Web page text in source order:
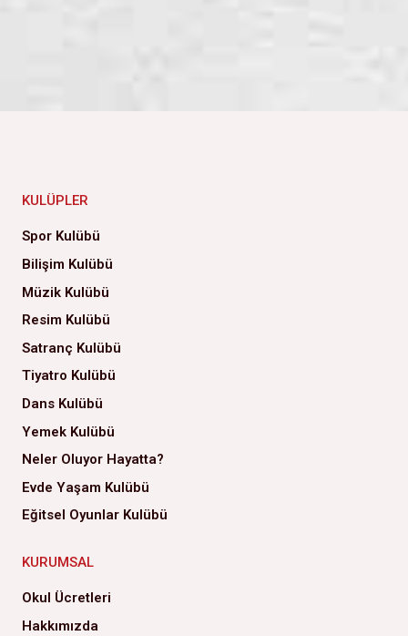
KULÜPLER
Spor Kulübü
Bilişim Kulübü
Müzik Kulübü
Resim Kulübü
Satranç Kulübü
Tiyatro Kulübü
Dans Kulübü
Yemek Kulübü
Neler Oluyor Hayatta?
Evde Yaşam Kulübü
Eğitsel Oyunlar Kulübü
KURUMSAL
Okul Ücretleri
Hakkımızda